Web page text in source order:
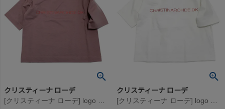
クリスティーナ ローデ
[クリスティーナ ローデ] logo print トップTシャツ ピンク(011)
クリスティーナ ローデ
[クリスティーナ ローデ] logo print トップTシャツ ホワイト(010)